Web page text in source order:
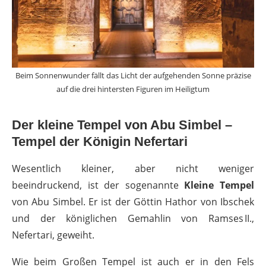
Beim Sonnenwunder fällt das Licht der aufgehenden Sonne präzise
auf die drei hintersten Figuren im Heiligtum
Der kleine Tempel von Abu Simbel –
Tempel der Königin Nefertari
Wesentlich kleiner, aber nicht weniger
beeindruckend, ist der sogenannte Kleine Tempel
von Abu Simbel. Er ist der Göttin Hathor von Ibschek
und der königlichen Gemahlin von Ramses II.,
Nefertari, geweiht.
Wie beim Großen Tempel ist auch er in den Fels